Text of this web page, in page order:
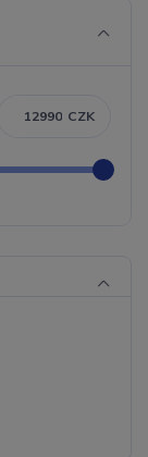
CZK